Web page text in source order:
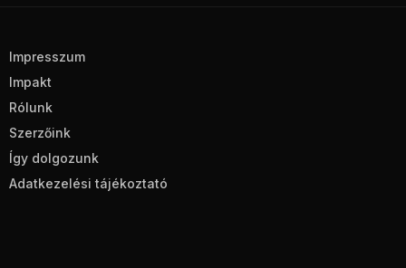
Impresszum
Impakt
Rólunk
Szerzőink
Így dolgozunk
Adatkezelési tájékoztató